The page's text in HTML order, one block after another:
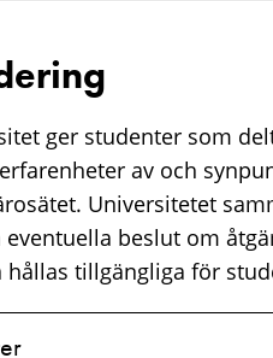
ger studenter som
av och
Universitetet
beslut om
hållas tillgängliga för